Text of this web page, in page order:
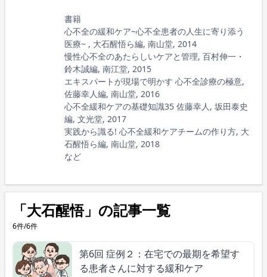
書籍
心不全の緩和ケア~心不全患者の人生に寄り添う
医療~ , 大石醒悟ら編, 南山堂, 2014
慢性心不全のあたらしいケアと管理, 百村伸一・
鈴木誠編, 南江堂, 2015
エキスパートが現場で明かす 心不全診療の極意,
佐藤幸人編, 南山堂, 2016
心不全緩和ケアの基礎知識35 佐藤幸人, 坂田泰史
編, 文光堂, 2017
実践から識る! 心不全緩和ケアチームの作り方, 大
石醒悟ら編, 南山堂, 2018
など
「大石醒悟」の記事一覧
6件/6件
第6回 症例２：在宅での最期を希望す
る患者さんに対する緩和ケア